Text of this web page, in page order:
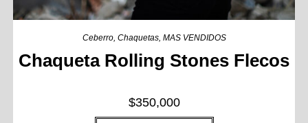
Ceberro, Chaquetas, MAS VENDIDOS
Chaqueta Rolling Stones Flecos
$350,000